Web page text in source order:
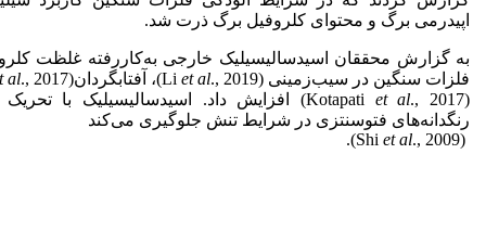
اپیدرمی برگ و محتوای کلروفیل برگ ذرت شد.
به گزارش محققان اسیدسالیسیلیک خارجی به‌کار­رفته غلظت
فلزات سنگین در سیب‌زمینی (Li
et al., 2019)، آفتابگردان(Saidi al., 2017) و
(Kotapati
et al
., 2017) افزایش داد. اسیدسالیسیلیک با
رنگدانه‌های فتوسنتزی در شرایط تنش جلوگیری می‌کند
(Shi
et al., 2009).